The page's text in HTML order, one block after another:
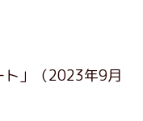
」
（2023年9月